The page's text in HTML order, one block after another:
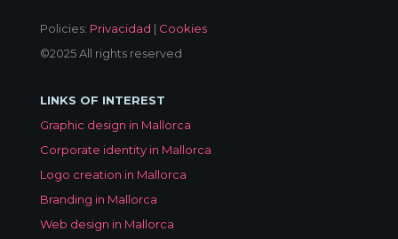
Policies: Privacidad | Cookies
©2025 All rights reserved
LINKS OF INTEREST
Graphic design in Mallorca
Corporate identity in Mallorca
Logo creation in Mallorca
Branding in Mallorca
Web design in Mallorca